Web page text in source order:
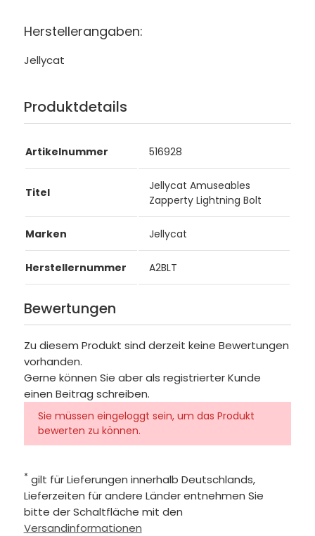
Herstellerangaben:
Jellycat
Produktdetails
Artikelnummer 516928
Titel
Jellycat Amuseables
Zapperty Lightning Bolt
Marken Jellycat
Herstellernummer A2BLT
Bewertungen
Zu diesem Produkt sind derzeit keine Bewertungen
vorhanden.
Gerne können Sie aber als registrierter Kunde
einen Beitrag schreiben.
Sie müssen eingeloggt sein, um das Produkt
bewerten zu können.
* gilt für Lieferungen innerhalb Deutschlands,
Lieferzeiten für andere Länder entnehmen Sie
bitte der Schaltfläche mit den
Versandinformationen